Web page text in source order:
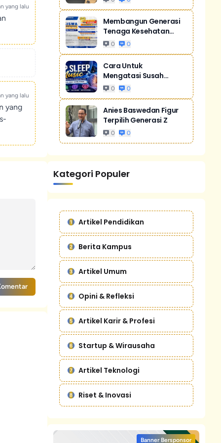
yang lalu
yang lalu
yang
Membangun Generasi
Tenaga Kesehatan
Unggul Dan Men...
0 0
Cara Untuk
Mengatasi Susah
Tidur Akibat Stres
0 0
Anies Baswedan Figur
Terpilih Generasi Z
0 0
Kategori Populer
Artikel Pendidikan
Berita Kampus
Artikel Umum
Opini & Refleksi
Artikel Karir & Profesi
Startup & Wirausaha
Artikel Teknologi
Riset & Inovasi
Banner Bersponsor